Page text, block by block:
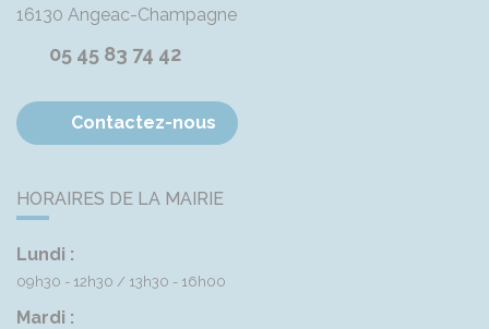
16130 Angeac-Champagne
05 45 83 74 42
Contactez-nous
HORAIRES DE LA MAIRIE
Lundi :
09h30 - 12h30 13h30 - 16h00
Mardi :